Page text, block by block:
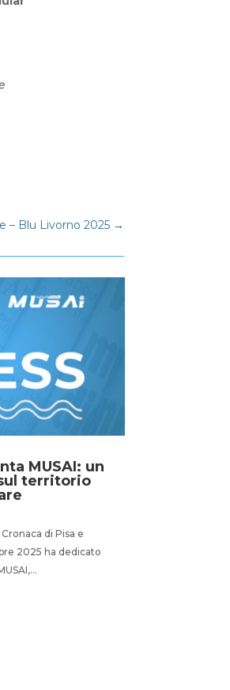
– Blu Livorno 2025→
MUSAI: un
territorio
di Pisa e
2025 ha dedicato